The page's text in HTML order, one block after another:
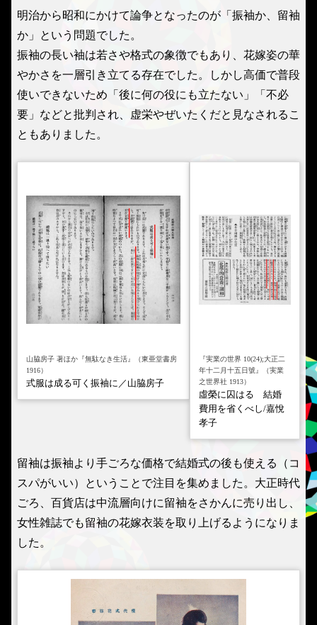
明治から昭和にかけて論争となったのが「振袖か、留袖
か」という問題でした。
振袖の長い袖は若さや格式の象徴でもあり、花嫁姿の華
やかさを一層引き立てる存在でした。しかし高価で普段
使いできないため「後に何の役にも立たない」「不必
要」などと批判され、虚栄やぜいたくだと見なされるこ
ともありました。
山脇房子 著ほか『無駄なき生活』（東亜堂書房
1916）
式服は成る可く振袖に／山脇房子
『実業の世界 10(24);大正二
年十二月十五日號』（実業
之世界社 1913）
虛榮に囚はるゝ結婚
費用を省くべし/嘉悅
孝子
留袖は振袖より手ごろな価格で結婚式の後も使える（コ
スパがいい）ということで注目を集めました。大正時代
ごろ、百貨店は中流層向けに留袖をさかんに売り出し、
女性雑誌でも留袖の花嫁衣装を取り上げるようになりま
した。